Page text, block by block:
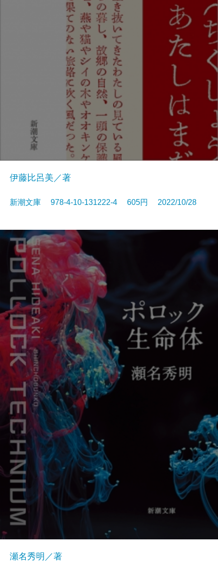
伊藤比呂美／著
新潮文庫 978-4-10-131222-4 605円 2022/10/28
瀬名秀明／著